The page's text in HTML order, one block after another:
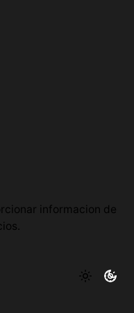
informacion de